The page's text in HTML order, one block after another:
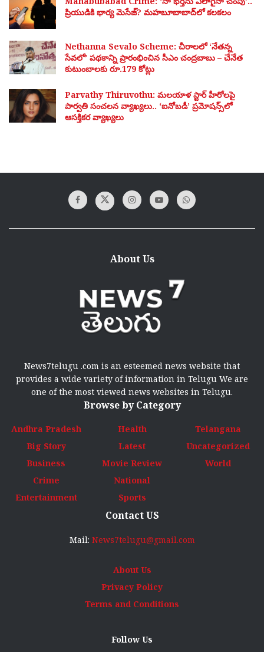
ప్రియుడికి భార్య మెసేజ్? మహబూబాబాద్‌లో కలకలం
Nethanna Sevalo Scheme: చీరాలలో ‘నేతన్న
సేవలో’ పథకాన్ని ప్రారంభించిన సీఎం చంద్రబాబు – చేనేత
కుటుంబాలకు రూ.179 కోట్లు
Parvathy Thiruvothu: మలయాళ స్టార్ హీరోలపై
పార్వతి సంచలన వ్యాఖ్యలు.. ‘ఐనోబడీ’ ప్రమోషన్స్‌లో
ఆసక్తికర వ్యాఖ్యలు
About Us
News7telugu .com is an esteemed news website that
provides a wide variety of information in Telugu We are
one of the most viewed news websites in Telugu.
Browse by Category
Andhra Pradesh
Big Story
Business
Crime
Entertainment
Health
Latest
Movie Review
National
Sports
Telangana
Uncategorized
World
Contact US
Mail: News7telugu@gmail.com
About Us
Privacy Policy
Terms and Conditions
Follow Us